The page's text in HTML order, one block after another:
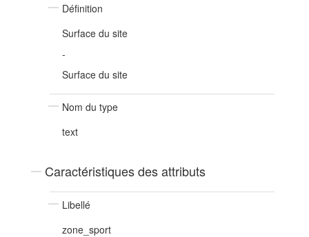
Définition
Surface du site
-
Surface du site
Nom du type
text
Caractéristiques des attributs
Libellé
zone_sport